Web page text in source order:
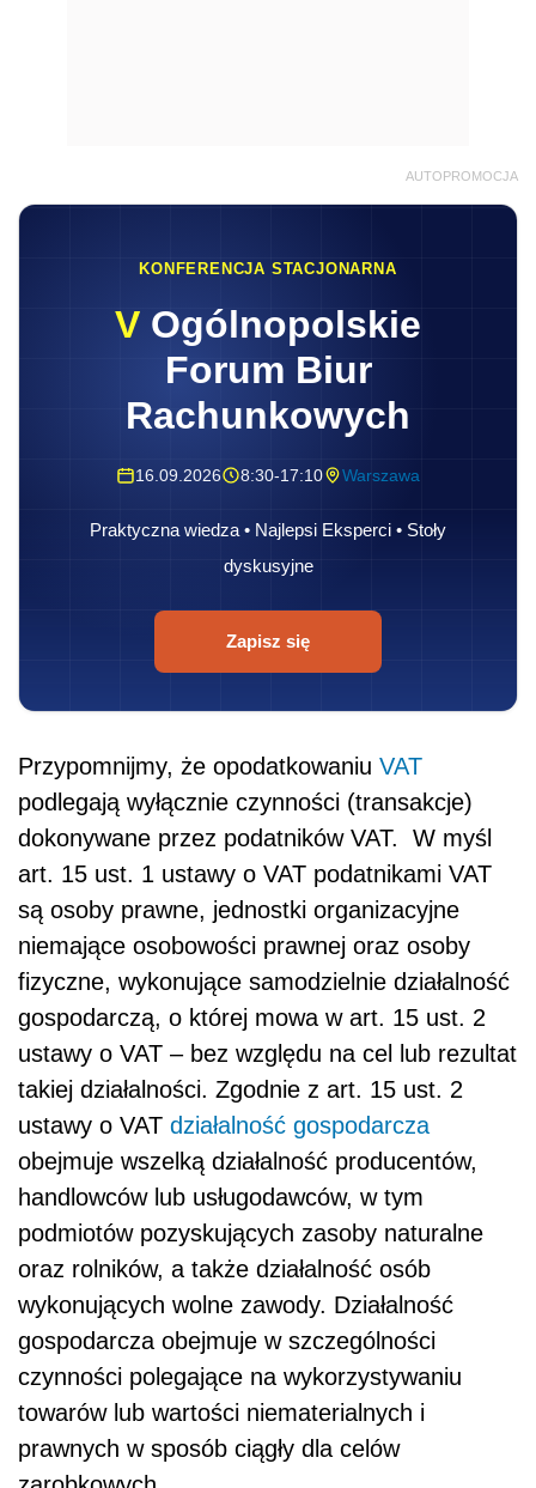
AUTOPROMOCJA
KONFERENCJA STACJONARNA
V Ogólnopolskie
Forum Biur
Rachunkowych
16.09.2026 8:30-17:10 Warszawa
Praktyczna wiedza • Najlepsi Eksperci • Stoły
dyskusyjne
Zapisz się
Przypomnijmy, że opodatkowaniu VAT
podlegają wyłącznie czynności (transakcje)
dokonywane przez podatników VAT. W myśl
art. 15 ust. 1 ustawy o VAT podatnikami VAT
są osoby prawne, jednostki organizacyjne
niemające osobowości prawnej oraz osoby
fizyczne, wykonujące samodzielnie działalność
gospodarczą, o której mowa w art. 15 ust. 2
ustawy o VAT – bez względu na cel lub rezultat
takiej działalności. Zgodnie z art. 15 ust. 2
ustawy o VAT działalność gospodarcza
obejmuje wszelką działalność producentów,
handlowców lub usługodawców, w tym
podmiotów pozyskujących zasoby naturalne
oraz rolników, a także działalność osób
wykonujących wolne zawody. Działalność
gospodarcza obejmuje w szczególności
czynności polegające na wykorzystywaniu
towarów lub wartości niematerialnych i
prawnych w sposób ciągły dla celów